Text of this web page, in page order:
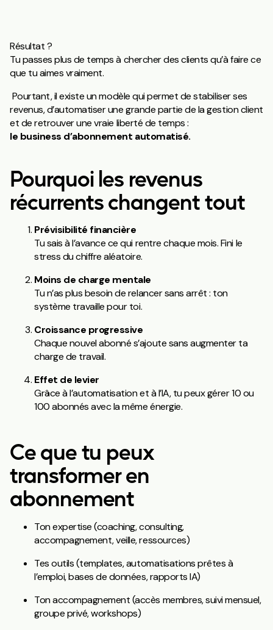
Résultat ?
Tu passes plus de temps à chercher des clients qu’à faire ce
que tu aimes vraiment.
Pourtant, il existe un modèle qui permet de stabiliser ses
revenus, d’automatiser une grande partie de la gestion client
et de retrouver une vraie liberté de temps :
le business d’abonnement automatisé.
Pourquoi les revenus
récurrents changent tout
Prévisibilité financière
Tu sais à l’avance ce qui rentre chaque mois. Fini le
stress du chiffre aléatoire.
Moins de charge mentale
Tu n’as plus besoin de relancer sans arrêt : ton
système travaille pour toi.
Croissance progressive
Chaque nouvel abonné s’ajoute sans augmenter ta
charge de travail.
Effet de levier
Grâce à l’automatisation et à l’IA, tu peux gérer 10 ou
100 abonnés avec la même énergie.
Ce que tu peux
transformer en
abonnement
Ton expertise (coaching, consulting,
accompagnement, veille, ressources)
Tes outils (templates, automatisations prêtes à
l’emploi, bases de données, rapports IA)
Ton accompagnement (accès membres, suivi mensuel,
groupe privé, workshops)